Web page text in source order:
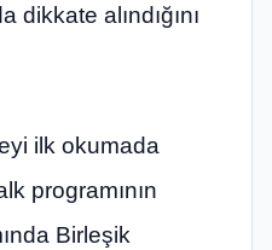
dikkate alındığını
ilk okumada
programının
Birleşik